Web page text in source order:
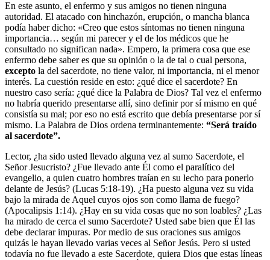
En este asunto, el enfermo y sus amigos no tienen ninguna
autoridad. El atacado con hinchazón, erupción, o mancha blanca
podía haber dicho: «Creo que estos síntomas no tienen ninguna
importancia… según mi parecer y el de los médicos que he
consultado no significan nada». Empero, la primera cosa que ese
enfermo debe saber es que su opinión o la de tal o cual persona,
excepto la del sacerdote, no tiene valor, ni importancia, ni el menor
interés. La cuestión reside en esto: ¿qué dice el sacerdote? En
nuestro caso sería: ¿qué dice la Palabra de Dios? Tal vez el enfermo
no habría querido presentarse allí, sino definir por sí mismo en qué
consistía su mal; por eso no está escrito que debía presentarse por sí
mismo. La Palabra de Dios ordena terminantemente: “Será traído
al sacerdote”.
Lector, ¿ha sido usted llevado alguna vez al sumo Sacerdote, el
Señor Jesucristo? ¿Fue llevado ante Él como el paralítico del
evangelio, a quien cuatro hombres traían en su lecho para ponerlo
delante de Jesús? (Lucas 5:18-19). ¿Ha puesto alguna vez su vida
bajo la mirada de Aquel cuyos ojos son como llama de fuego?
(Apocalipsis 1:14). ¿Hay en su vida cosas que no son loables? ¿Las
ha mirado de cerca el sumo Sacerdote? Usted sabe bien que Él las
debe declarar impuras. Por medio de sus oraciones sus amigos
quizás le hayan llevado varias veces al Señor Jesús. Pero si usted
todavía no fue llevado a este Sacerdote, quiera Dios que estas líneas